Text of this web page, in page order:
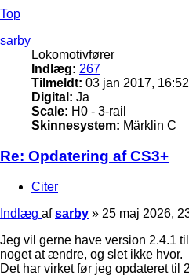
Top
sarby
Lokomotivfører
Indlæg: 267
Tilmeldt: 03 jan 2017, 16:52
Digital: Ja
Scale: H0 - 3-rail
Skinnesystem: Märklin C
Re: Opdatering af CS3+
Citer
Indlæg afsarby » 25 maj 2026,
Jeg vil gerne have version 2.4.1
noget at ændre, og slet ikke hvor.
Det har virket før jeg opdateret til